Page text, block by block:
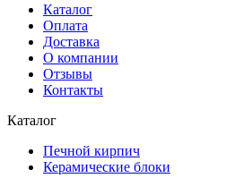
Каталог
Оплата
Доставка
О компании
Отзывы
Контакты
Каталог
Печной кирпич
Керамические блоки